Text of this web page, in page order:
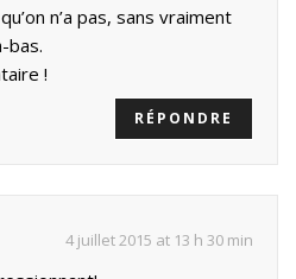
n’a pas, sans vraiment
bas.
!
RÉPONDRE
4 juillet 2015 at 13 h 30 min